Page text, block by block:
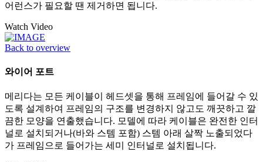
어런스가 필요할 땐 제거하면 됩니다.
Watch Video
Back to overview
와이어 포트
메리다는 모든 케이블이 헤드셋을 통해 프레임에 들어갈 수 있
도록 설계하여 프레임의 구조를 변경하지 않고도 깨끗하고 깔
끔한 모양을 연출했습니다. 모델에 따라 케이블은 완전한 인터
널로 설치되거나(바와 스템 포함) 스템 아래 살짝 노출되었다
가 프레임으로 들어가는 세미 인터널로 설치됩니다.